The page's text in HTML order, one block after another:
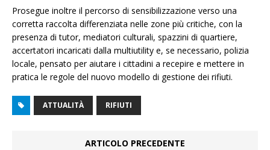
Prosegue inoltre il percorso di sensibilizzazione verso una
corretta raccolta differenziata nelle zone più critiche, con la
presenza di tutor, mediatori culturali, spazzini di quartiere,
accertatori incaricati dalla multiutility e, se necessario, polizia
locale, pensato per aiutare i cittadini a recepire e mettere in
pratica le regole del nuovo modello di gestione dei rifiuti.
ATTUALITÀ RIFIUTI
ARTICOLO PRECEDENTE